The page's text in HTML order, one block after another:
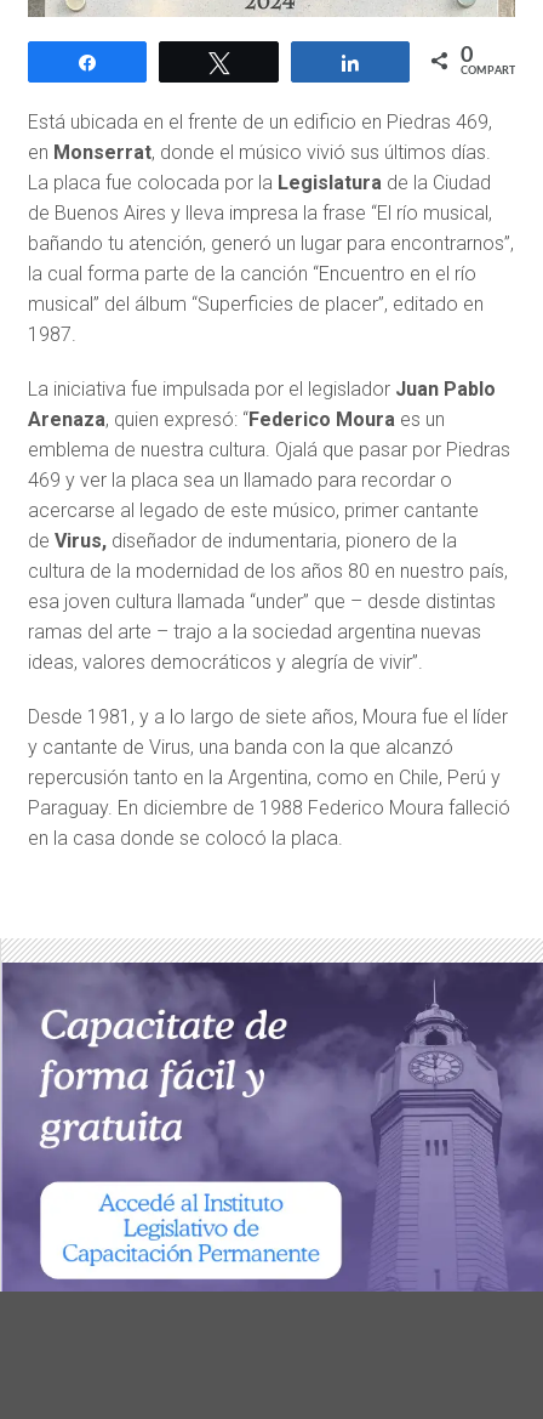
Compartir 0
COMPARTIR
Está ubicada en el frente de un edificio en Piedras 469,
en Monserrat, donde el músico vivió sus últimos días.
La placa fue colocada por la Legislaturade la Ciudad
de Buenos Aires y lleva impresa la frase “El río musical,
bañando tu atención, generó un lugar para encontrarnos”,
la cual forma parte de la canción “Encuentro en el río
musical” del álbum “Superficies de placer”, editado en
1987.
La iniciativa fue impulsada por el legislador Juan Pablo
Arenaza, quien expresó: “Federico Mouraes un
emblema de nuestra cultura. Ojalá que pasar por Piedras
469 y ver la placa sea un llamado para recordar o
acercarse al legado de este músico, primer cantante
de Virus,diseñador de indumentaria, pionero de la
cultura de la modernidad de los años 80 en nuestro país,
esa joven cultura llamada “under” que – desde distintas
ramas del arte – trajo a la sociedad argentina nuevas
ideas, valores democráticos y alegría de vivir”.
Desde 1981, y a lo largo de siete años, Moura fue el líder
y cantante de Virus, una banda con la que alcanzó
repercusión tanto en la Argentina, como en Chile, Perú y
Paraguay. En diciembre de 1988 Federico Moura falleció
en la casa donde se colocó la placa.